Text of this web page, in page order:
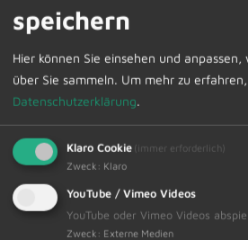
meiner Daten einverstanden. Die
Datenschutz in der
Kenntnis genommen, sowie das
dieser Einwilligung.
* Pflichtangaben
Bitte prüfen Sie auch Ihren Spam-
Bestätigungsmail nicht ankommt!
speichern
Hier können Sie einsehen und
über Sie sammeln. Um mehr zu
Datenschutzerklärung.
Klaro Cookie (immer erforderlich)
Zweck : Klaro
YouTube / Vimeo Videos
YouTube oder Vimeo Videos
Zweck : Externe Medien